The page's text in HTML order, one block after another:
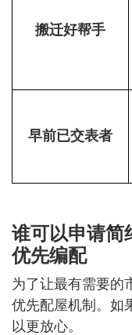
搬迁好帮手
早前已交表者
谁可以申请简
优先编配
为了让最有需要的
优先配屋机制。如
以更放心。